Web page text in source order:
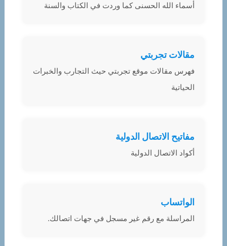
أسماء الله الحسنى كما وردت في الكتاب والسنة
مقالات تجربتي
فهرس مقالات موقع تجربتي حيث التجارب والخبرات
الحياتية
مفاتيح الاتصال الدولية
أكواد الاتصال الدولية
الواتساب
المراسلة مع رقم غير مسجل في جهات اتصالك.